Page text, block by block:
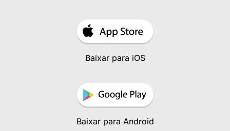
Baixar para iOS
Baixar para Android